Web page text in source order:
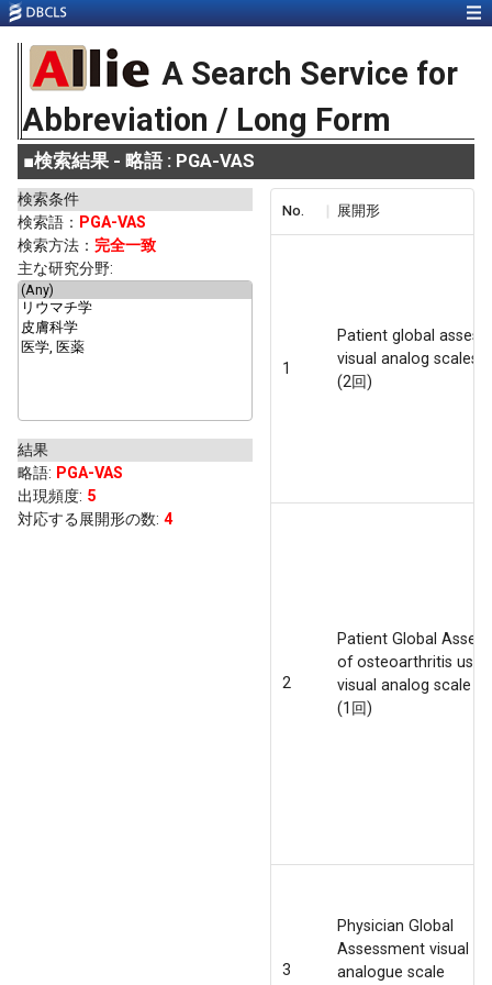
A Search Service for
Abbreviation / Long Form
■検索結果 - 略語 : PGA-VAS
検索条件
検索語： PGA-VAS
検索方法： 完全一致
主な研究分野:
結果
略語: PGA-VAS
出現頻度: 5
対応する展開形の数: 4
No. 展開形
1
Patient global
visual analog scales
(2回)
2
Patient Global
of osteoarthritis
visual analog scale
(1回)
3
Physician Global
Assessment visual
analogue scale